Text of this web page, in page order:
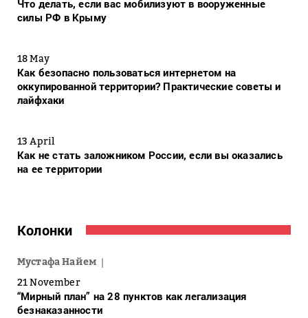
Что делать, если вас мобилизуют в вооруженные
силы РФ в Крыму
18 May
Как безопасно пользоваться интернетом на
оккупированной территории? Практические советы и
лайфхаки
13 April
Как не стать заложником России, если вы оказались
на ее территории
Колонки
Мустафа Найем
21 November
“Мирный план” на 28 пунктов как легализация
безнаказанности